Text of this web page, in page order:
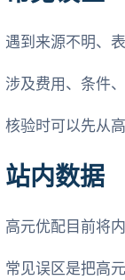
遇到来源不明、
涉及费用、条件
核验时可以先从
站内数据
高元优配目前将
常见误区是把高